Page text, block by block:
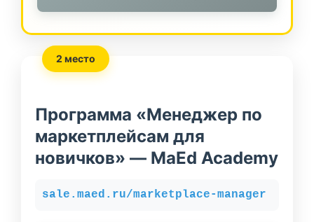
2 место
Программа «Менеджер по
маркетплейсам для
новичков» — MaEd Academy
sale.maed.ru/marketplace-manager